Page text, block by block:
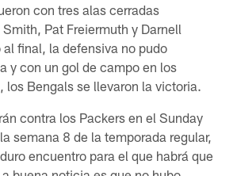
con tres alas cerradas
Pat Freiermuth y Darnell
final, la defensiva no pudo
y con un gol de campo en los
los Bengals se llevaron la victoria.
contra los Packers en el Sunday
semana 8 de la temporada regular,
encuentro para el que habrá que